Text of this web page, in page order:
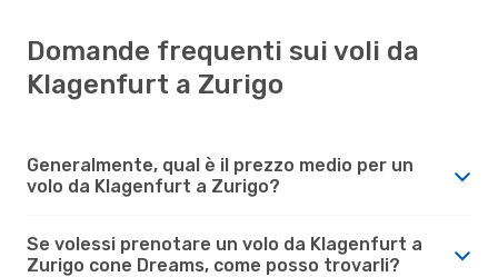
Domande frequenti sui voli da
Klagenfurt a Zurigo
Generalmente, qual è il prezzo medio per un
volo da Klagenfurt a Zurigo?
Se volessi prenotare un volo da Klagenfurt a
Zurigo cone Dreams, come posso trovarli?